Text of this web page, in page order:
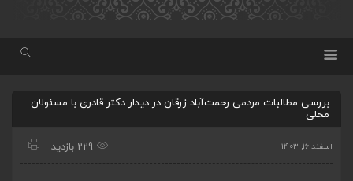
بررسی مطالبات مردمی رحمت‌آباد زرقان در دیدار دکتر قادری با مسئولان
محلی
اسفند ۱۶, ۱۴۰۳ 229 بازدید